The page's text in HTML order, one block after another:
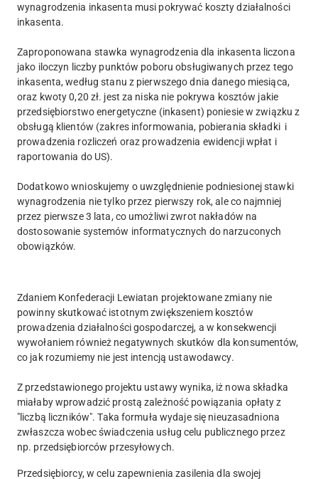
wynagrodzenia inkasenta musi pokrywać koszty działalności
inkasenta.
Zaproponowana stawka wynagrodzenia dla inkasenta liczona
jako iloczyn liczby punktów poboru obsługiwanych przez tego
inkasenta, według stanu z pierwszego dnia danego miesiąca,
oraz kwoty 0,20 zł. jest za niska nie pokrywa kosztów jakie
przedsiębiorstwo energetyczne (inkasent) poniesie w związku z
obsługą klientów (zakres informowania, pobierania składki i
prowadzenia rozliczeń oraz prowadzenia ewidencji wpłat i
raportowania do US).
Dodatkowo wnioskujemy o uwzględnienie podniesionej stawki
wynagrodzenia nie tylko przez pierwszy rok, ale co najmniej
przez pierwsze 3 lata, co umożliwi zwrot nakładów na
dostosowanie systemów informatycznych do narzuconych
obowiązków.
Zdaniem Konfederacji Lewiatan projektowane zmiany nie
powinny skutkować istotnym zwiększeniem kosztów
prowadzenia działalności gospodarczej, a w konsekwencji
wywołaniem również negatywnych skutków dla konsumentów,
co jak rozumiemy nie jest intencją ustawodawcy.
Z przedstawionego projektu ustawy wynika, iż nowa składka
miałaby wprowadzić prostą zależność powiązania opłaty z
"liczbą liczników". Taka formuła wydaje się nieuzasadniona
zwłaszcza wobec świadczenia usług celu publicznego przez
np. przedsiębiorców przesyłowych.
Przedsiębiorcy, w celu zapewnienia zasilenia dla swojej